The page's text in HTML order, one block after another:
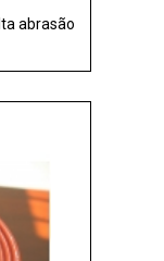
abrasão